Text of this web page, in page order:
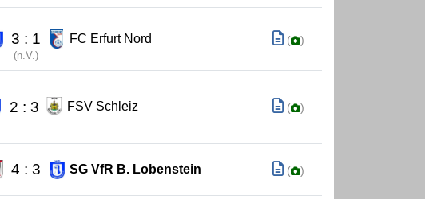
3 : 1
(n.V.)
FC Erfurt Nord ( )
2 : 3 FSV Schleiz ( )
4 : 3 SG VfR B. Lobenstein ( )